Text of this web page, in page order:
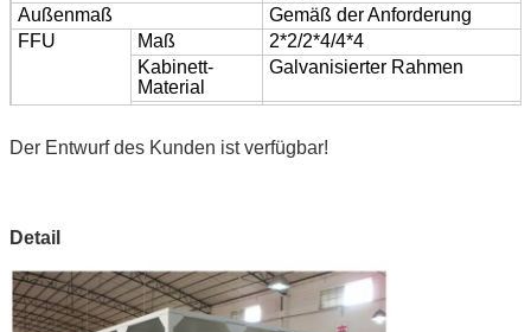
Außenmaß
Gemäß der Anforderung
FFU
Maß
2*2/2*4/4*4
Kabinett-
Material
Galvanisierter Rahmen
HEPA-Filter
Filter H14 Hepa
Wand-Material
Wand
106~109Ω
Beleuchten Lampen
Verfügbar in LED und in T5
Der Entwurf des Kunden ist verfügbar!
Detail